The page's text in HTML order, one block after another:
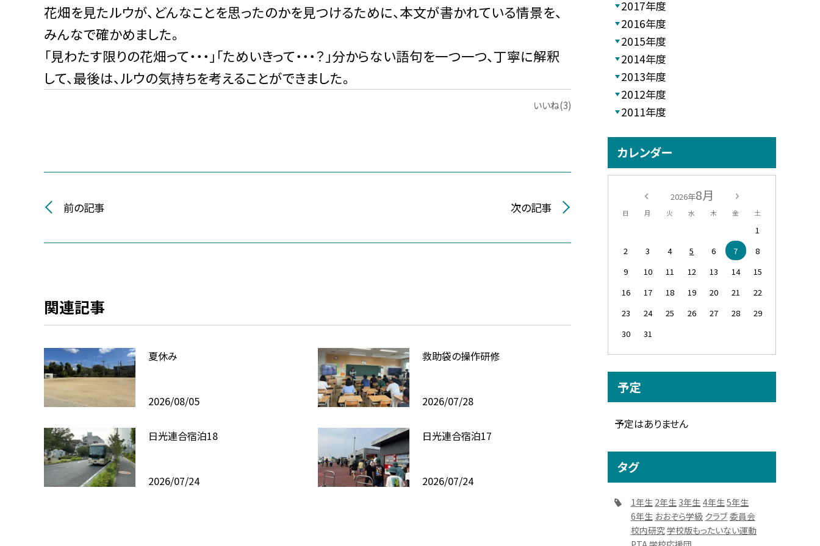
花畑を見たルウが、どんなことを思ったのかを見つけるために、本文が書かれている情景を、
みんなで確かめました。
「見わたす限りの花畑って・・・」「ためいきって・・・？」分からない語句を一つ一つ、丁寧に解釈
して、最後は、ルウの気持ちを考えることができました。
いいね(3)
前の記事 次の記事
関連記事
夏休み
2026/08/05
救助袋の操作研修
2026/07/28
日光連合宿泊18
2026/07/24
日光連合宿泊17
2026/07/24
2017年度
2016年度
2015年度
2014年度
2013年度
2012年度
2011年度
カレンダー
2026年8月
日 月 火 水 木 金 土
1
2
3 4 5 6 7
8
9
10 11 12 13 14
15
16
17 18 19 20 21
22
23
24 25 26 27 28
29
30
31
予定
予定はありません
タグ
1年生 2年生 3年生 4年生5年生
6年生 おおぞら学級 クラブ委員会
校内研究学校版もったいない運動